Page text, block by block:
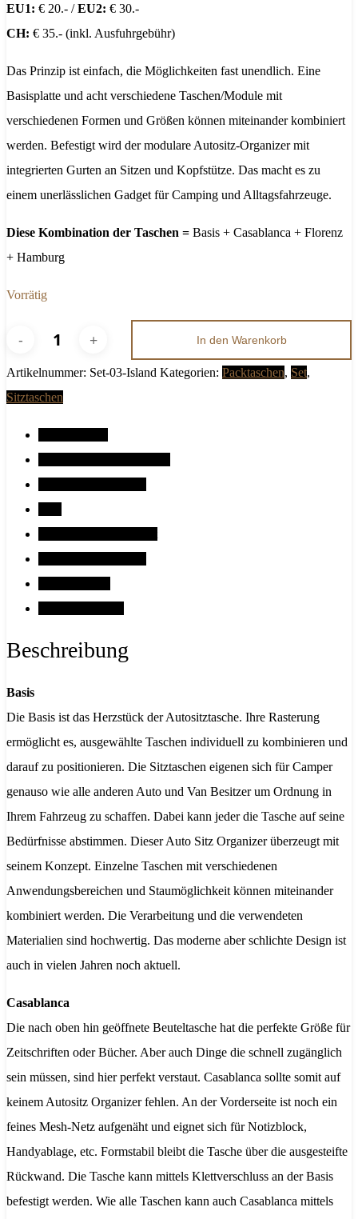
EU1: € 20.- /EU2: € 30.-
CH: € 35.- (inkl. Ausfuhrgebühr)
Das Prinzip ist einfach, die Möglichkeiten fast unendlich. Eine
Basisplatte und acht verschiedene Taschen/Module mit
verschiedenen Formen und Größen können miteinander kombiniert
werden. Befestigt wird der modulare Autositz-Organizer mit
integrierten Gurten an Sitzen und Kopfstütze. Das macht es zu
einem unerlässlichen Gadget für Camping und Alltagsfahrzeuge.
Diese Kombination der Taschen = Basis + Casablanca + Florenz
+ Hamburg
Vorrätig
Packtasche
"Island"
Menge
In den Warenkorb
Artikelnummer: Set-03-Island Kategorien: Packtaschen, Set,
Sitztaschen
Beschreibung
Basis
Die Basis ist das Herzstück der Autositztasche. Ihre Rasterung
ermöglicht es, ausgewählte Taschen individuell zu kombinieren und
darauf zu positionieren. Die Sitztaschen eigenen sich für Camper
genauso wie alle anderen Auto und Van Besitzer um Ordnung in
Ihrem Fahrzeug zu schaffen. Dabei kann jeder die Tasche auf seine
Bedürfnisse abstimmen. Dieser Auto Sitz Organizer überzeugt mit
seinem Konzept. Einzelne Taschen mit verschiedenen
Anwendungsbereichen und Staumöglichkeit können miteinander
kombiniert werden. Die Verarbeitung und die verwendeten
Materialien sind hochwertig. Das moderne aber schlichte Design ist
auch in vielen Jahren noch aktuell.
Casablanca
Die nach oben hin geöffnete Beuteltasche hat die perfekte Größe für
Zeitschriften oder Bücher. Aber auch Dinge die schnell zugänglich
sein müssen, sind hier perfekt verstaut. Casablanca sollte somit auf
keinem Autositz Organizer fehlen. An der Vorderseite ist noch ein
feines Mesh-Netz aufgenäht und eignet sich für Notizblock,
Handyablage, etc. Formstabil bleibt die Tasche über die ausgesteifte
Rückwand. Die Tasche kann mittels Klettverschluss an der Basis
befestigt werden. Wie alle Taschen kann auch Casablanca mittels